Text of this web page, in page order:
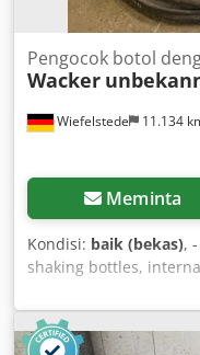
Wiefelstede 11.134
Pengocok botol
Wacker
Meminta
Kondisi: baik (bekas),
shaking bottles,
Frequency converter -
150 kg